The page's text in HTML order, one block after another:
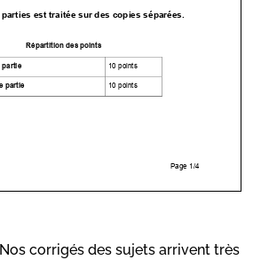
corrigés des sujets arrivent très